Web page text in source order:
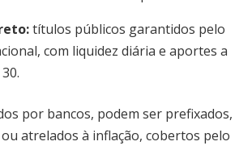
:títulos públicos garantidos pelo
com liquidez diária e aportes a
por bancos, podem ser prefixados,
atrelados à inflação, cobertos pelo